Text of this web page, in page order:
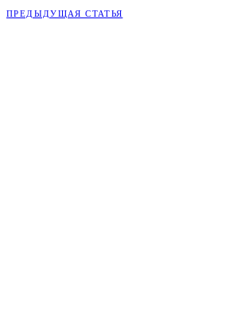
ПРЕДЫДУЩАЯ СТАТЬЯ